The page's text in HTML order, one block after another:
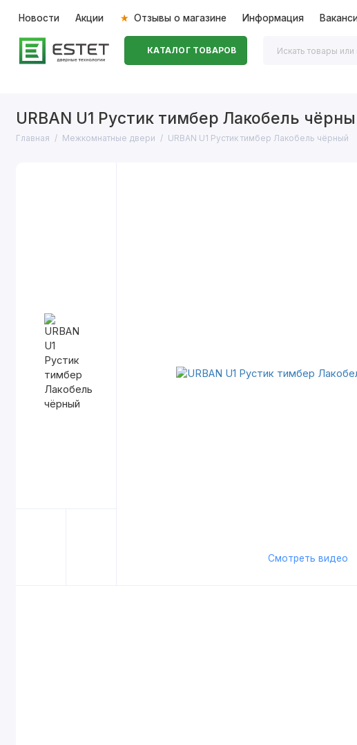
Новости Акции Отзывы о магазине Информация
КАТАЛОГ ТОВАРОВ
URBAN U1 Рустик тимбер Лакобель
Главная Межкомнатные двери URBAN U1 Рустик тимбер Лакобель чёрный
Смотреть видео